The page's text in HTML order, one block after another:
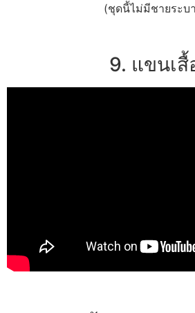
(ชุดนี้ไม่มีชายระบ
9. แขนเสื้